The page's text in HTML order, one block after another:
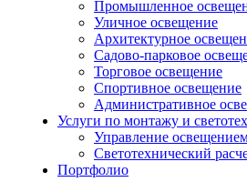
Промышленное
Уличное освещение
Архитектурное
Садово-парковое
Торговое освещение
Спортивное освещение
Административное
Услуги по монтажу и
Управление
Светотехнический
Портфолио